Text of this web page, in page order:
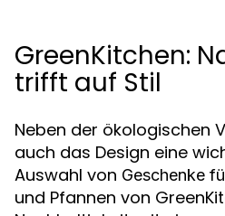
GreenKitchen:
trifft auf Stil
Neben der ökologischen
auch das Design eine
Auswahl von Geschenke
und Pfannen von